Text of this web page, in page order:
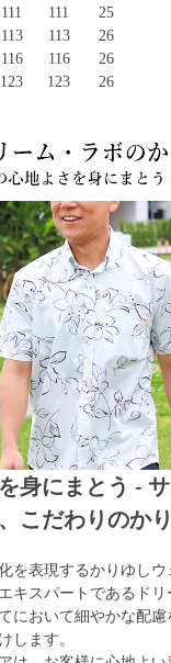
111 111
25
113 113
26
116 116
26
123 123 26
身にまとう -
こだわりのか
を表現するかりゆしウ
キスパートであるドリ
において細やかな配
します。